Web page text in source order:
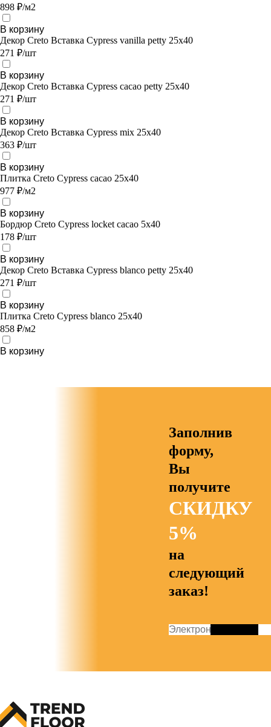
898 ₽/м2
В корзину
Декор Creto Вставка Cypress vanilla petty 25х40
271 ₽/шт
В корзину
Декор Creto Вставка Cypress cacao petty 25х40
271 ₽/шт
В корзину
Декор Creto Вставка Cypress mix 25х40
363 ₽/шт
В корзину
Плитка Creto Cypress cacao 25х40
977 ₽/м2
В корзину
Бордюр Creto Cypress locket cacao 5х40
178 ₽/шт
В корзину
Декор Creto Вставка Cypress blanco petty 25х40
271 ₽/шт
В корзину
Плитка Creto Cypress blanco 25х40
858 ₽/м2
В корзину
Заполнив
форму,
Вы
получите
СКИДКУ
5%
на
следующий
заказ!